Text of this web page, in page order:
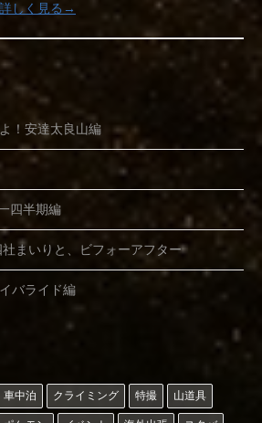
しく見る→
！安達太良山編
四半期編
まいりと、ビフォーアフター
バライド編
車中泊 クライミング 特撮 山道具